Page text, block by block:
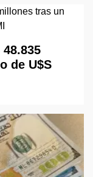
de U$S